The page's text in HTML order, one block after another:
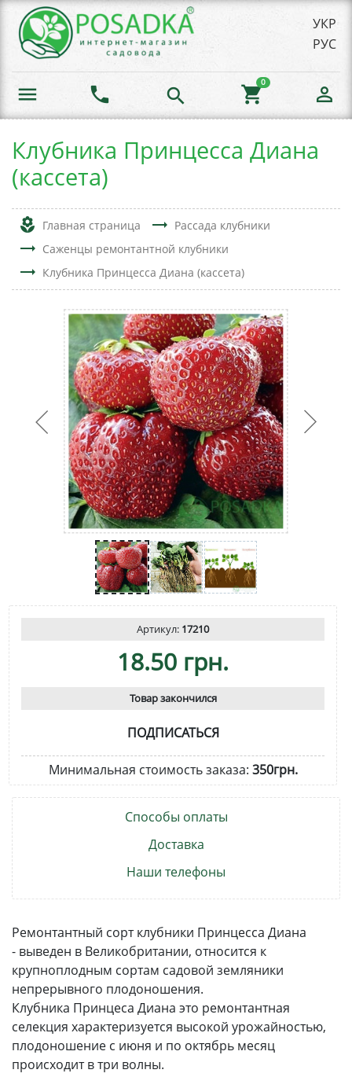
УКР
РУС
menu phone search shopping_cart
0
person_outline
Клубника Принцесса Диана
(кассета)
local_florist Главная страница trending_flat Рассада клубники
trending_flat Саженцы ремонтантной клубники
trending_flat Клубника Принцесса Диана (кассета)
Артикул: 17210
18.50 грн.
Товар закончился
ПОДПИСАТЬСЯ
Минимальная стоимость заказа: 350грн.
Способы оплаты
Доставка
Наши телефоны
Ремонтантный сорт клубники Принцесса Диана
- выведен в Великобритании, относится к
крупноплодным сортам садовой земляники
непрерывного плодоношения.
Клубника Принцеса Диана это ремонтантная
селекция характеризуется высокой урожайностью,
плодоношение с июня и по октябрь месяц
происходит в три волны.